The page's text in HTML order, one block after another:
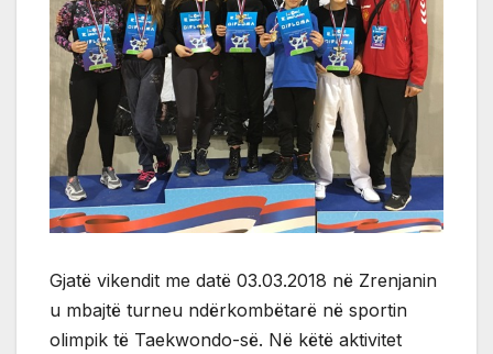
Gjatë vikendit me datë 03.03.2018 në Zrenjanin
u mbajtë turneu ndërkombëtarë në sportin
olimpik të Taekwondo-së. Në këtë aktivitet